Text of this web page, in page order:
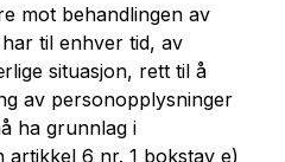
mot behandlingen av
til enhver tid, av
situasjon, rett til å
av personopplysninger
ha grunnlag i
6 nr. 1 bokstav e)